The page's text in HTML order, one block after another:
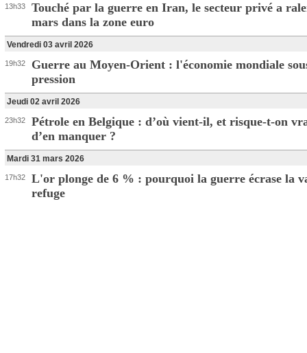
13h33
Touché par la guerre en Iran, le secteur privé a
mars dans la zone euro
Vendredi 03 avril 2026
19h32
Guerre au Moyen-Orient : l'économie mondiale
pression
Jeudi 02 avril 2026
23h32
Pétrole en Belgique : d’où vient-il, et risque-t-on
d’en manquer ?
Mardi 31 mars 2026
17h32
L'or plonge de 6 % : pourquoi la guerre écrase la
refuge